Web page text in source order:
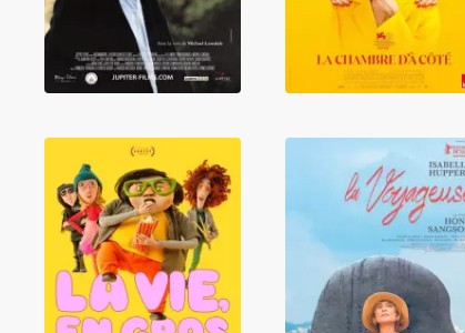
La Vie, en gros La Voyageuse